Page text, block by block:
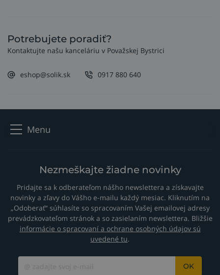
Potrebujete poradiť?
Kontaktujte našu kanceláriu v Považskej Bystrici
eshop@solik.sk 0917 880 640
Menu
Nezmeškajte žiadne novinky
Pridajte sa k odberateľom nášho newslettera a získavajte
novinky a zľavy do Vášho e-mailu každý mesiac. Kliknutím na
„Odoberať“ súhlasíte so spracovaním Vašej emailovej adresy
prevádzkovateľom stránok a so zasielaním newslettera. Bližšie
informácie o spracovaní a ochrane osobných údajov sú
uvedené tu.
OK